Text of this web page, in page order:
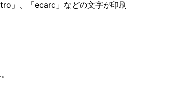
」、「ecard」などの文字が印刷